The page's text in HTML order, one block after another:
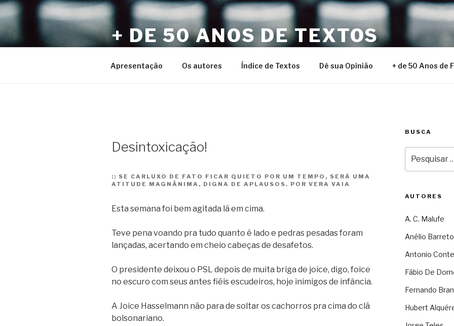
Pular
para
o
conteúdo
+ DE 50 ANOS DE TEXTOS
Apresentação Os autores Índice de Textos Dê sua Opinião + de 50 Anos de
Desintoxicação!
:: SE CARLUXO DE FATO FICAR QUIETO POR UM TEMPO, SERÁ UMA
ATITUDE MAGNÂNIMA, DIGNA DE APLAUSOS. POR VERA VAIA
Esta semana foi bem agitada lá em cima.
Teve pena voando pra tudo quanto é lado e pedras pesadas foram
lançadas, acertando em cheio cabeças de desafetos.
O presidente deixou o PSL depois de muita briga de joice, digo, foice
no escuro com seus antes fiéis escudeiros, hoje inimigos de infância.
A Joice Hasselmann não para de soltar os cachorros pra cima do clã
bolsonariano.
BUSCA
por:
AUTORES
A. C. Malufe
Anélio Barreto
Antonio
Fábio De
Fernando
Hubert